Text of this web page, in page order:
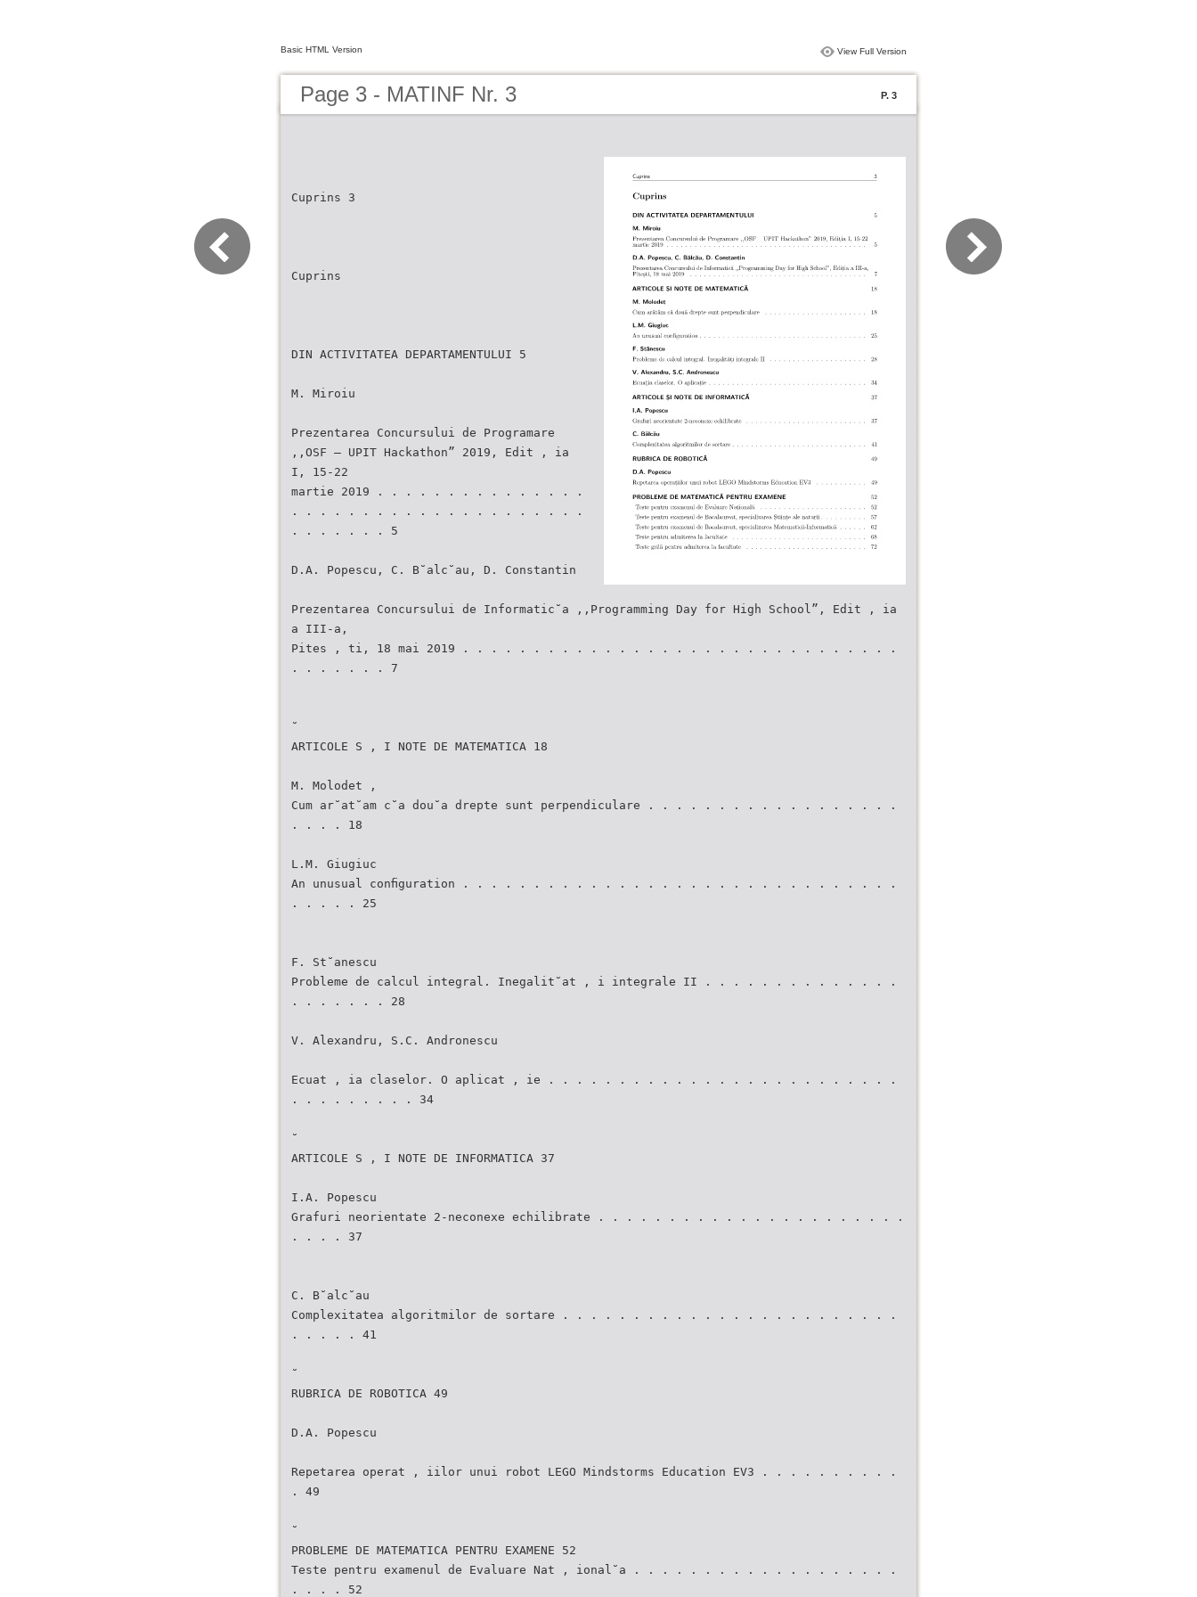
Basic HTML Version View Full Version
Page 3 - MATINF Nr. 3 P. 3
Cuprins 3
Cuprins
DIN ACTIVITATEA DEPARTAMENTULUI 5
M. Miroiu
Prezentarea Concursului de Programare
,,OSF – UPIT Hackathon” 2019, Edit , ia
I, 15-22
martie 2019 . . . . . . . . . . . . . . .
. . . . . . . . . . . . . . . . . . . . .
. . . . . . . 5
D.A. Popescu, C. B˘alc˘au, D. Constantin
Prezentarea Concursului de Informatic˘a ,,Programming Day for High School”, Edit , ia
a III-a,
Pites , ti, 18 mai 2019 . . . . . . . . . . . . . . . . . . . . . . . . . . . . . . .
. . . . . . . 7
˘
ARTICOLE S , I NOTE DE MATEMATICA 18
M. Molodet ,
Cum ar˘at˘am c˘a dou˘a drepte sunt perpendiculare . . . . . . . . . . . . . . . . . .
. . . . 18
L.M. Giugiuc
An unusual conﬁguration . . . . . . . . . . . . . . . . . . . . . . . . . . . . . . .
. . . . . 25
F. St˘anescu
Probleme de calcul integral. Inegalit˘at , i integrale II . . . . . . . . . . . . . .
. . . . . . . 28
V. Alexandru, S.C. Andronescu
Ecuat , ia claselor. O aplicat , ie . . . . . . . . . . . . . . . . . . . . . . . . .
. . . . . . . . . 34
˘
ARTICOLE S , I NOTE DE INFORMATICA 37
I.A. Popescu
Grafuri neorientate 2-neconexe echilibrate . . . . . . . . . . . . . . . . . . . . . .
. . . . 37
C. B˘alc˘au
Complexitatea algoritmilor de sortare . . . . . . . . . . . . . . . . . . . . . . . .
. . . . . 41
˘
RUBRICA DE ROBOTICA 49
D.A. Popescu
Repetarea operat , iilor unui robot LEGO Mindstorms Education EV3 . . . . . . . . . .
. 49
˘
PROBLEME DE MATEMATICA PENTRU EXAMENE 52
Teste pentru examenul de Evaluare Nat , ional˘a . . . . . . . . . . . . . . . . . . .
. . . . 52